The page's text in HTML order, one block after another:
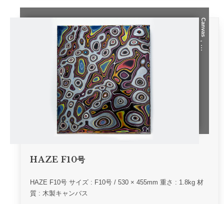
Canvas
, …
HAZE F10号
HAZE F10号 サイズ : F10号 / 530 × 455mm 重さ : 1.8kg 材
質 : 木製キャンバス